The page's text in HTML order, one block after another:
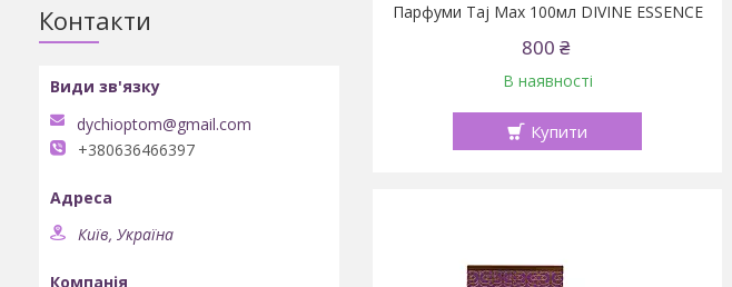
Парфуми Taj Max 100мл DIVINE ESSENCE
800 ₴
В наявності
Купити
Контакти
dychioptom@gmail.com
+380636466397
Київ, Україна